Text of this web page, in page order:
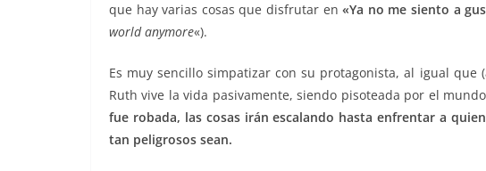
que hay varias cosas que disfrutar en«Ya no me siento a
world anymore«).
Es muy sencillo simpatizar con su protagonista, al igual
Ruth vive la vida pasivamente, siendo pisoteada por el
fue robada, las cosas irán escalando hasta enfrentar a
tan peligrosos sean.